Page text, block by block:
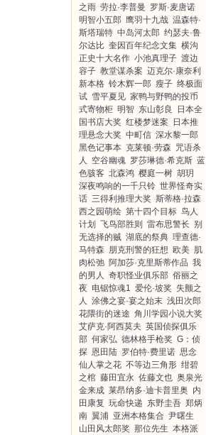
之雨 劳拉·李普曼 罗斯·麦唐诺
明智小五郎 鹰羽十九哉 温森特·
斯塔瑞特 中岛河太郎 约瑟夫·鲁
尔达比 奎因百年纪念文集 横沟
正史十大名作 小池真理子 渡边
容子 教堂谋杀案 迈克尔·康奈利
新本格 铃木辉一郎 瘦子 终极面
试 雪平夏见 家鸭与野鸭的投币
式寄物柜 明智 东山彰良
日本全
国书店大奖 红楼梦迷案
日本推
理悬念大奖 中町信 深水黎一郎
黑色记事本 克莱顿·劳森 咒语杀
人
空谷幽魂 罗莎琳德·希克斯 蓝
色骇客 北森鸿 樱庭一树 胡玥
深夜鸣响的一千只铃 世界怪奇实
话 三得利推理大奖 斯蒂格·拉森
西之园萌绘 第十四个目标 鸟人
计划
飞鸟部胜则 雷布思警长 别
无选择的贼 湖底的祭典 理查德·
马特森 朋克刑警的狂想 欧美 肌
肉松弛 阿加莎·克里斯蒂作品 我
的男人 奇职怪业俱乐部 俗丽之
夜 电锯惊魂1 爱伦·坡奖 失颤之
人 涂佛之宴·宴之始末 浅田次郎
花隈街的迷途 角川学园小说大奖
艾萨克·阿西莫夫 英国侦探俱乐
部 何家弘 德林格手枪奖 G：侦
探 恩田陆 罗伯特·费里诺 思念
仙人掌之花 不等边三角形 绀碧
之棺 藤田宜永 佐藤文也 奥泉光
金来成 莱昂纳多·迪卡普里奥 内
田康复 玩命快递 东野圭吾 郑炳
南 翼浦 亚洲本格集合 尹曙生
山田风太郎奖 那位先生 本格派